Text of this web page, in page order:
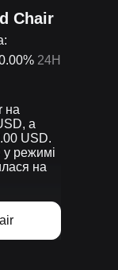
Chair
24H
на
а
USD.
режимі
на